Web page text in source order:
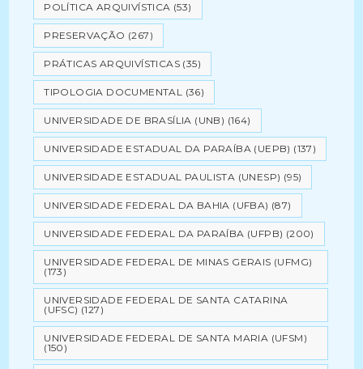
POLÍTICA ARQUIVÍSTICA (53)
PRESERVAÇÃO (267)
PRÁTICAS ARQUIVÍSTICAS (35)
TIPOLOGIA DOCUMENTAL (36)
UNIVERSIDADE DE BRASÍLIA (UNB) (164)
UNIVERSIDADE ESTADUAL DA PARAÍBA (UEPB) (137)
UNIVERSIDADE ESTADUAL PAULISTA (UNESP) (95)
UNIVERSIDADE FEDERAL DA BAHIA (UFBA) (87)
UNIVERSIDADE FEDERAL DA PARAÍBA (UFPB) (200)
UNIVERSIDADE FEDERAL DE MINAS GERAIS (UFMG)
(173)
UNIVERSIDADE FEDERAL DE SANTA CATARINA
(UFSC) (127)
UNIVERSIDADE FEDERAL DE SANTA MARIA (UFSM)
(150)